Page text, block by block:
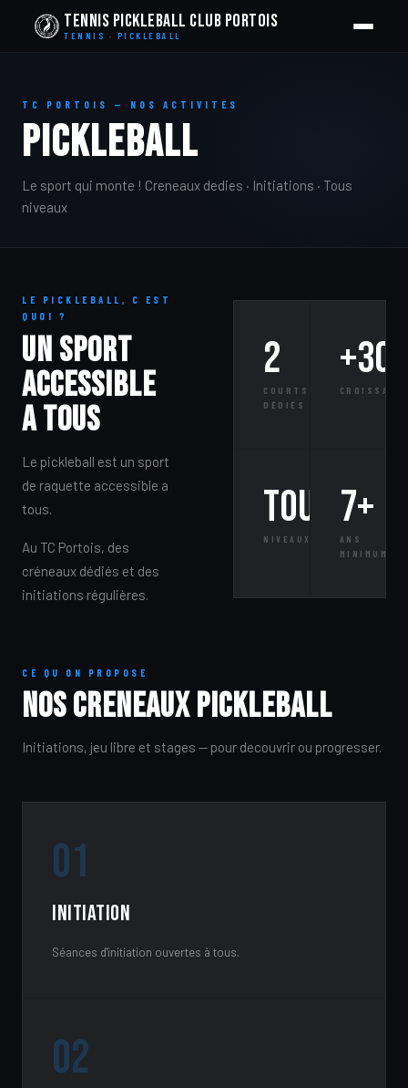
Tennis Pickleball Club Portois
TENNIS · PICKLEBALL
TC PORTOIS — NOS ACTIVITES
PICKLEBALL
Le sport qui monte ! Creneaux dedies · Initiations · Tous
niveaux
LE PICKLEBALL, C EST
QUOI ?
Un sport
accessible
a tous
Le pickleball est un sport
de raquette accessible a
tous.
Au TC Portois, des
créneaux dédiés et des
initiations régulières.
2
COURTS
DÉDIÉS
Tous
NIVEAUX
7+
ANS
MINIMUM
CE QU ON PROPOSE
Nos creneaux Pickleball
Initiations, jeu libre et stages — pour decouvrir ou progresser.
01
Initiation
Séances d'initiation ouvertes à tous.
02